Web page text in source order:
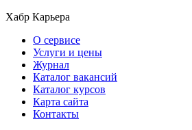
Хабр Карьера
О сервисе
Услуги и цены
Журнал
Каталог вакансий
Каталог курсов
Карта сайта
Контакты